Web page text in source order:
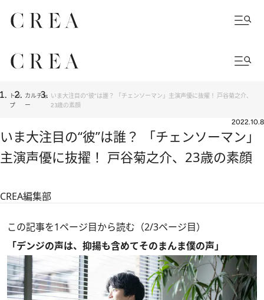
トッ
プ
カルチャ
ー
いま大注目の“彼”は誰？ 「チェンソーマン」主演声優に抜擢！ 戸谷菊之介、
23歳の素顔
2022.10.8
いま大注目の“彼”は誰？ 「チェンソーマン」
主演声優に抜擢！ 戸谷菊之介、23歳の素顔
CREA編集部
この記事を1ページ目から読む（2/3ページ目）
「デンジの声は、抑揚も含めてそのまんま僕の声」